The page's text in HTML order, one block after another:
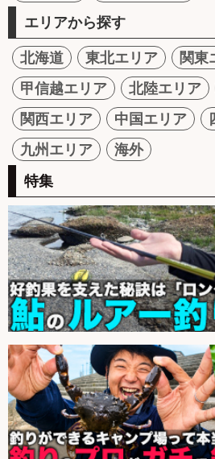
エリアから探す
北海道 東北エリア
関東
甲信越エリア
北陸エリア
関西エリア
中国エリア
九州エリア
海外
特集